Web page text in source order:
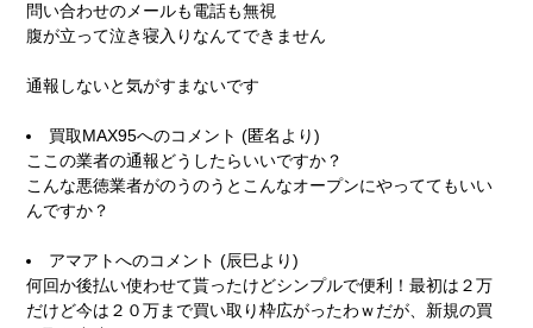
問い合わせのメールも電話も無視
腹が立って泣き寝入りなんてできません
通報しないと気がすまないです
買取MAX95へのコメント (匿名より)
ここの業者の通報どうしたらいいですか？
こんな悪徳業者がのうのうとこんなオープンにやっててもいい
んですか？
アマアトへのコメント (辰巳より)
何回か後払い使わせて貰ったけどシンプルで便利！最初は２万
だけど今は２０万まで買い取り枠広がったわｗだが、新規の買